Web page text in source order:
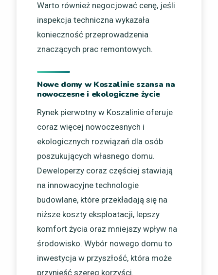
Warto również negocjować cenę, jeśli
inspekcja techniczna wykazała
konieczność przeprowadzenia
znaczących prac remontowych.
Nowe domy w Koszalinie szansa na
nowoczesne i ekologiczne życie
Rynek pierwotny w Koszalinie oferuje
coraz więcej nowoczesnych i
ekologicznych rozwiązań dla osób
poszukujących własnego domu.
Deweloperzy coraz częściej stawiają
na innowacyjne technologie
budowlane, które przekładają się na
niższe koszty eksploatacji, lepszy
komfort życia oraz mniejszy wpływ na
środowisko. Wybór nowego domu to
inwestycja w przyszłość, która może
przynieść szereg korzyści.